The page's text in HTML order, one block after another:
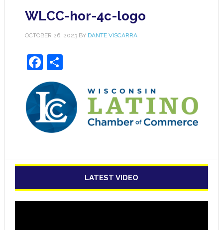
WLCC-hor-4c-logo
OCTOBER 26, 2023BY DANTE VISCARRA
Facebook
Share
LATEST VIDEO